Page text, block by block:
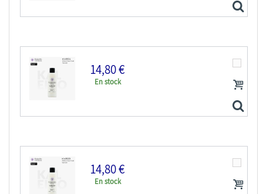
Kaleido Colorworks KV202 Vernis acrylique satiné 210ml
14,80 €
En stock
Kaleido Colorworks KV201 Vernis acrylique brillant...
14,80 €
En stock